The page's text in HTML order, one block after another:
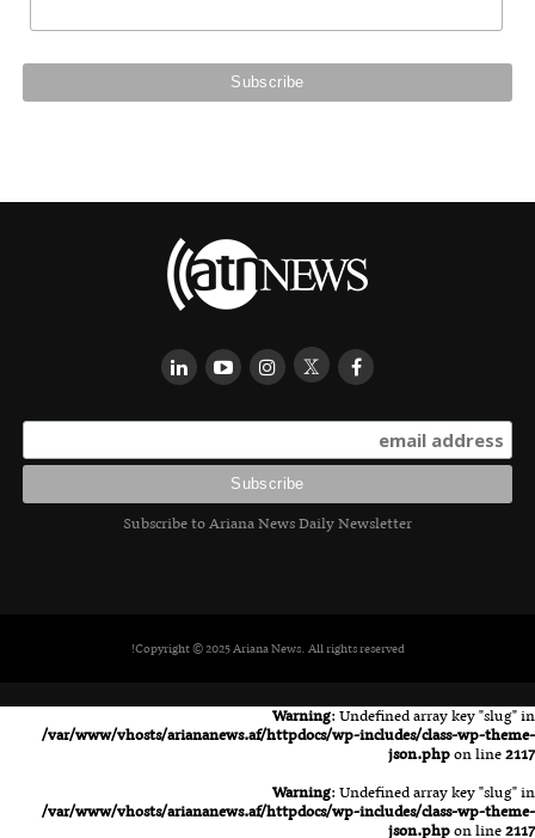
Subscribe to Ariana News Daily Newsletter
Copyright © 2025 Ariana News. All rights reserved!
Warning: Undefined array key "slug" in
/var/www/vhosts/ariananews.af/httpdocs/wp-includes/class-wp-theme-
json.phpon line2117
Warning: Undefined array key "slug" in
/var/www/vhosts/ariananews.af/httpdocs/wp-includes/class-wp-theme-
json.phpon line2117